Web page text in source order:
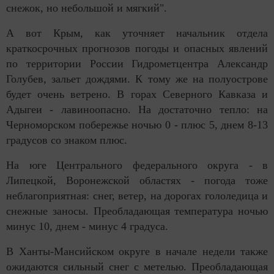
снежок, но небольшой и мягкий".
А вот Крым, как уточняет начальник отдела
краткосрочных прогнозов погоды и опасных явлений
по территории России Гидрометцентра Александр
Голубев, зальет дождями. К тому же на полуострове
будет очень ветрено. В горах Северного Кавказа и
Адыгеи - лавиноопасно. На достаточно тепло: на
Черноморском побережье ночью 0 - плюс 5, днем 8-13
градусов со знаком плюс.
На юге Центрального федерального округа - в
Липецкой, Воронежской областях - погода тоже
неблагоприятная: снег, ветер, на дорогах гололедица и
снежные заносы. Преобладающая температура ночью
минус 10, днем - минус 4 градуса.
В Ханты-Мансийском округе в начале недели также
ожидаются сильный снег с метелью. Преобладающая